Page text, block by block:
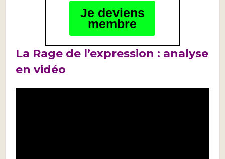
Je deviens
membre
La Rage de l’expression : analyse
en vidéo